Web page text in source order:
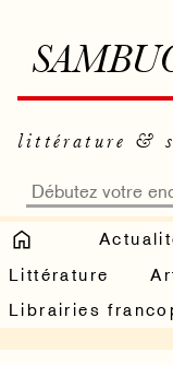
littérature &
Littérature
Librairies